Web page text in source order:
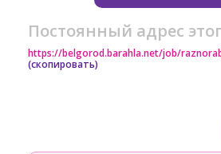
Постоянный адрес
https://belgorod.barahla.net/job/
(скопировать)